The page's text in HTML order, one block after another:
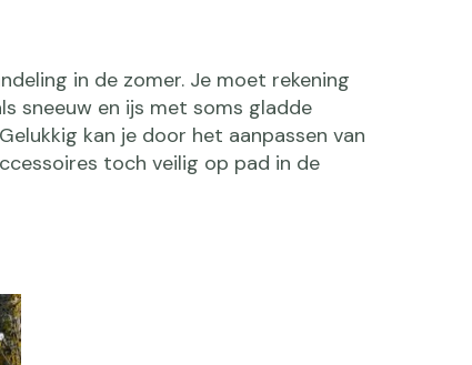
in de zomer. Je moet rekening
sneeuw en ijs met soms gladde
kan je door het aanpassen van
toch veilig op pad in de